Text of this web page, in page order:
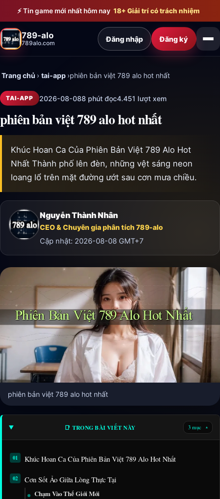
Bỏ qua đến nội dung chính
⚡ Tin game mới nhất hôm nay 18+ Giải trí có trách nhiệm
789-alo
789alo.com Đăng nhập Đăng ký
Trang chủ › tai-app ›phiên bản việt 789 alo hot nhất
TAI-APP 2026-08-088 phút đọc4.451 lượt xem
phiên bản việt 789 alo hot nhất
Khúc Hoan Ca Của Phiên Bản Việt 789 Alo Hot
Nhất Thành phố lên đèn, những vệt sáng neon
loang lổ trên mặt đường ướt sau cơn mưa chiều.
Nguyễn Thành Nhân
CEO & Chuyên gia phân tích 789-alo
Cập nhật: 2026-08-08 GMT+7
phiên bản việt 789 alo hot nhất
📑 TRONG BÀI VIẾT NÀY 3 mục ▾
Khúc Hoan Ca Của Phiên Bản Việt 789 Alo Hot Nhất
Cơn Sốt Ảo Giữa Lòng Thực Tại
Chạm Vào Thế Giới Mới